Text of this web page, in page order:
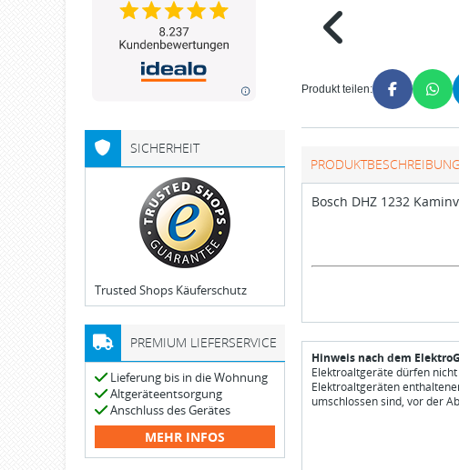
Produkt teilen:
PRODUKTBESCHREIBUNG
Bosch DHZ 1232
Hinweis nach dem
Elektroaltgeräte dürfen
Elektroaltgeräten
umschlossen sind, vor der
SICHERHEIT
Trusted Shops Käuferschutz
PREMIUM LIEFERSERVICE
Lieferung bis in die Wohnung
Altgeräteentsorgung
Anschluss des Gerätes
MEHR INFOS